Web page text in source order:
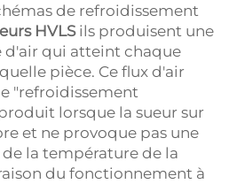
de refroidissement
HVLSils produisent une
d'air qui atteint chaque
pièce. Ce flux d'air
"refroidissement
lorsque la sueur sur
et ne provoque pas une
la température de la
du fonctionnement à